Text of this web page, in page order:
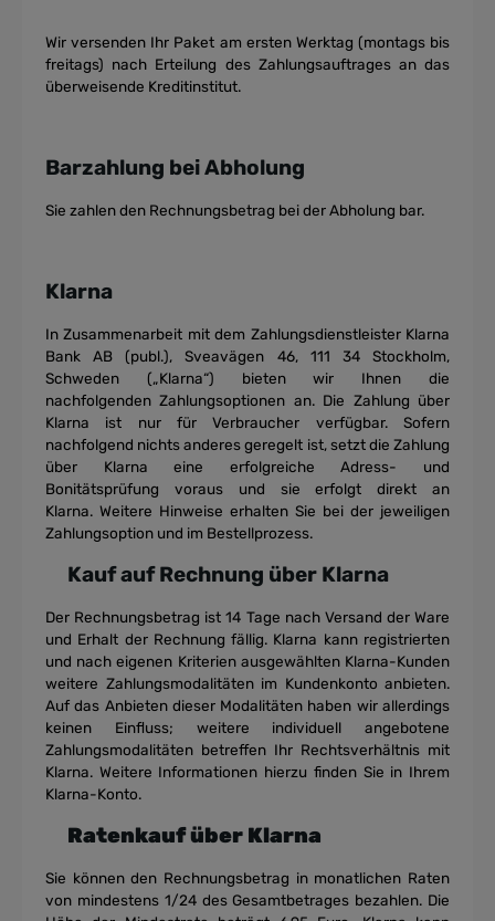
Wir versenden Ihr Paket am ersten Werktag (montags bis
freitags) nach Erteilung des Zahlungsauftrages an das
überweisende Kreditinstitut.
Barzahlung bei Abholung
Sie zahlen den Rechnungsbetrag bei der Abholung bar.
Klarna
In Zusammenarbeit mit dem Zahlungsdienstleister Klarna
Bank AB (publ.), Sveavägen 46, 111 34 Stockholm,
Schweden („Klarna“) bieten wir Ihnen die
nachfolgendenZahlungsoptionen an. Die Zahlung über
Klarna ist nur für Verbraucher verfügbar. Sofern
nachfolgend nichts anderes geregelt ist, setzt die Zahlung
über Klarna eine erfolgreiche Adress- und
Bonitätsprüfung voraus und sie erfolgt direkt an
Klarna. Weitere Hinweise erhalten Sie bei der jeweiligen
Zahlungsoption und im Bestellprozess.
Kauf auf Rechnung über Klarna
Der Rechnungsbetrag ist 14 Tage nach Versand der Ware
und Erhalt der Rechnung fällig. Klarna kann registrierten
und nach eigenen Kriterien ausgewählten Klarna-Kunden
weitere Zahlungsmodalitäten im Kundenkonto anbieten.
Auf das Anbieten dieser Modalitäten haben wir allerdings
keinen Einfluss; weitere individuell angebotene
Zahlungsmodalitäten betreffen Ihr Rechtsverhältnis mit
Klarna. Weitere Informationen hierzu finden Sie in Ihrem
Klarna-Konto.
Ratenkauf über Klarna
Sie können den Rechnungsbetrag in monatlichen Raten
von mindestens 1/24 desGesamtbetrages bezahlen. Die